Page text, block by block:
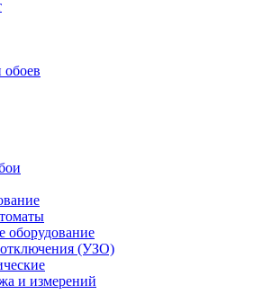
обоев
оборудование
отключения (УЗО)
и измерений